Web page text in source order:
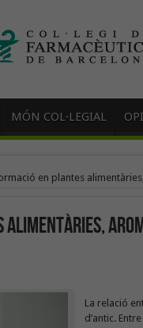
MÓN COL·LEGIAL
en plantes
alimentàries,
La relació
d’antic.